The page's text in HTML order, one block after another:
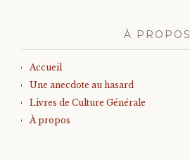
À PROPOS
Accueil
Une anecdote au hasard
Livres de Culture Générale
À propos